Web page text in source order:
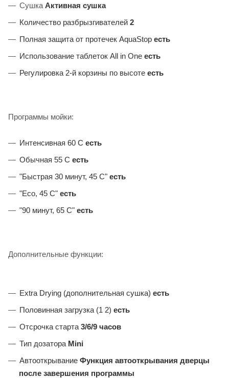
Сушка Активная сушка
Количество разбрызгивателей 2
Полная защита от протечек AquaStop есть
Использование таблеток All in One есть
Регулировка 2-й корзины по высоте есть
Программы мойки:
Интенсивная 60 С есть
Обычная 55 С есть
"Быстрая 30 минут, 45 С" есть
"Eco, 45 С" есть
"90 минут, 65 С" есть
Дополнительные функции:
Extra Drying (дополнительная сушка) есть
Половинная загрузка (1 2) есть
Отсрочка старта 3/6/9 часов
Тип дозатора Mini
Автооткрывание Функция автооткрывания дверцы
после завершения программы